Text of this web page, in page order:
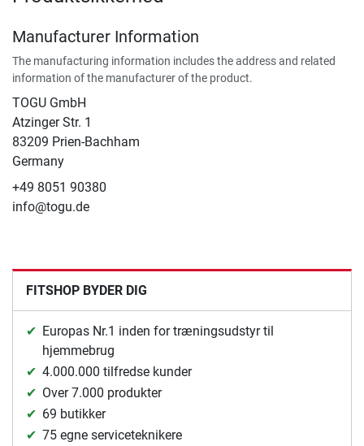
Manufacturer Information
The manufacturing information includes the address and related
information of the manufacturer of the product.
TOGU GmbH
Atzinger Str. 1
83209 Prien-Bachham
Germany
+49 8051 90380
info@togu.de
FITSHOP BYDER DIG
Europas Nr.1 inden for træningsudstyr til
hjemmebrug
4.000.000 tilfredse kunder
Over 7.000 produkter
69 butikker
75 egne serviceteknikere